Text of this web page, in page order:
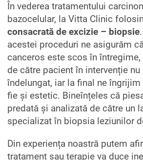
În vederea tratamentului
bazocelular, la Vitta Clinic
consacrată de excizie – biopsie
acestei proceduri ne asigurăm
canceros este scos în
de către pacient în intervenție
îndelungat, iar la final ne
fie și estetic. Bineînțeles că
predată și analizată de către un
specializat în biopsia leziunilor
Din experiența noastră putem
tratament sau terapie va duce